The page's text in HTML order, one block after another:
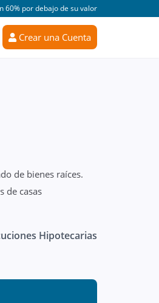
60% por debajo de su valor
Crear una Cuenta
de bienes raíces.
de casas
Hipotecarias